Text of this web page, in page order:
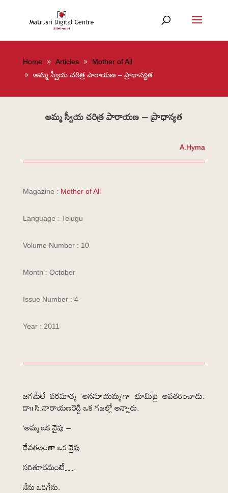
Home Articles
Mother of All
అమ్మ స్వీయ చరిత్ర పారాయణ – ప్రాధాన్యత
అమ్మ స్వీయ చరిత్ర పారాయణ – ప్రాధాన్యత
A.Hyma
Magazine : Mother of All
Language : Telugu
Volume Number : 10
Month : October
Issue Number : 4
Year : 2011
జగమేలే పరమాత్మ ‘అనసూయమ్మ’గా భూమిపై అవతరించాడు.
డా॥ సి.నారాయణరెడ్డి ఒక గజల్లో అన్నారు.
‘అమ్మ ఒక వైపు –
దేవతలంతా ఒక వైపు
సరితూచమంటే….
నేను ఒరిగేను.